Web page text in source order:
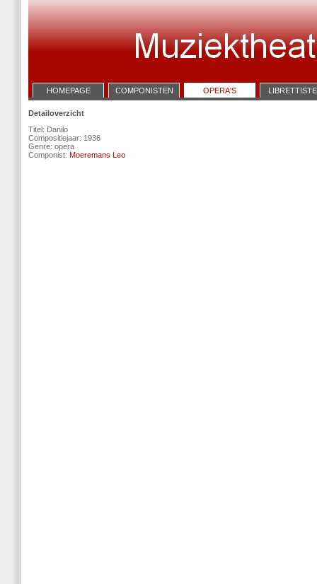
HOMEPAGE COMPONISTEN OPERA'S
Detailoverzicht
Titel: Danilo
Compositiejaar: 1936
Genre: opera
Componist: Moeremans Leo